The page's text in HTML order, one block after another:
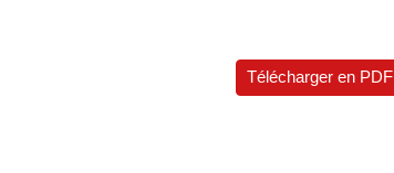
Télécharger en PDF